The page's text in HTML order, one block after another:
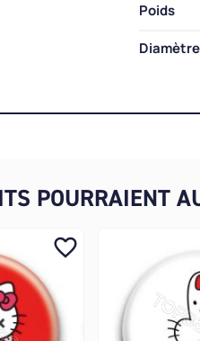
Poids
Diamètre
POURRAIENT
favorite_border